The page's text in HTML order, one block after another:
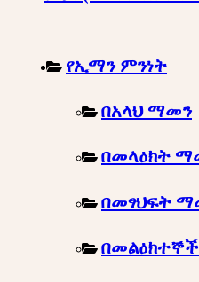
የኢማን ምንነት
በአላህ ማመን
በመላዕክት
በመፃህፍት